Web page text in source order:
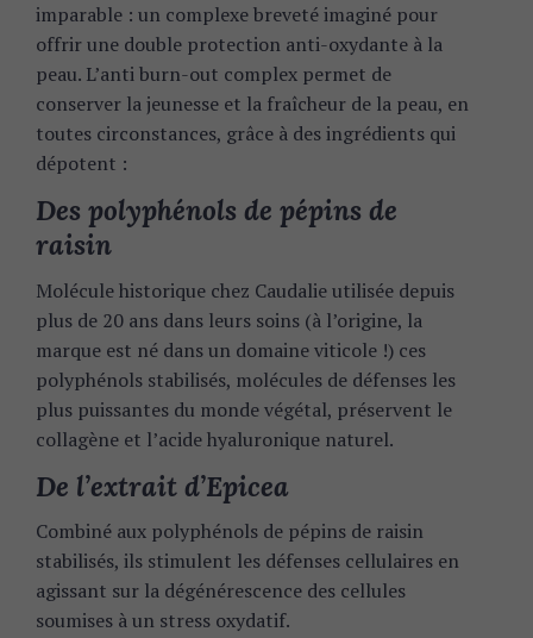
imparable : un complexe breveté imaginé pour
offrir une double protection anti-oxydante à la
peau. L’anti burn-out complex permet de
conserver la jeunesse et la fraîcheur de la peau, en
toutes circonstances, grâce à des ingrédients qui
dépotent :
Des polyphénols de pépins de
raisin
Molécule historique chez Caudalie utilisée depuis
plus de 20 ans dans leurs soins (à l’origine, la
marque est né dans un domaine viticole !) ces
polyphénols stabilisés, molécules de défenses les
plus puissantes du monde végétal, préservent le
collagène et l’acide hyaluronique naturel.
De l’extrait d’Epicea
Combiné aux polyphénols de pépins de raisin
stabilisés, ils stimulent les défenses cellulaires en
agissant sur la dégénérescence des cellules
soumises à un stress oxydatif.